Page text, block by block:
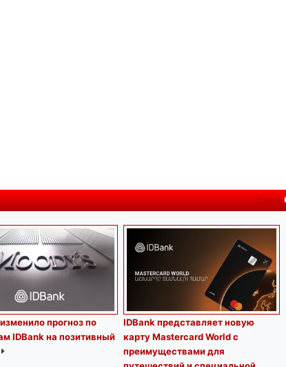
далее
прогноз по
IDBank на позитивный
IDBank представляет новую
карту Mastercard World с
преимуществами для